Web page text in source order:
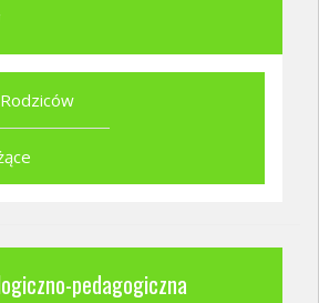
pedagogiczna